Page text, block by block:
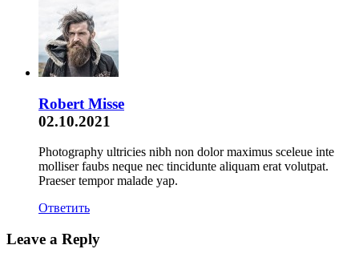
Robert Misse
02.10.2021
Photography ultricies nibh non dolor maximus sceleue inte
molliser faubs neque nec tincidunte aliquam erat volutpat.
Praeser tempor malade yap.
Ответить
Leave a Reply